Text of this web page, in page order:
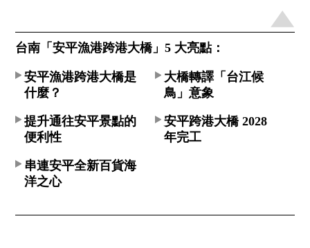
台南「安平漁港跨港大橋」5 大亮點：
安平漁港跨港大橋是
什麼？
大橋轉譯「台江候
鳥」意象
提升通往安平景點的
便利性
安平跨港大橋 2028
年完工
串連安平全新百貨海
洋之心